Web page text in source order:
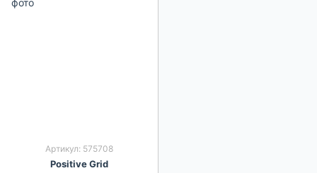
Артикул: 575708
Pos­it­ive Grid